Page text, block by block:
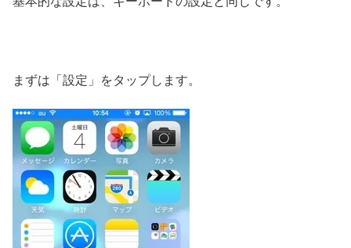
まずは「設定」をタップします。